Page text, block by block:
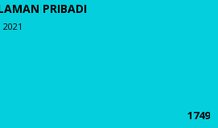
PRIBADI
1749